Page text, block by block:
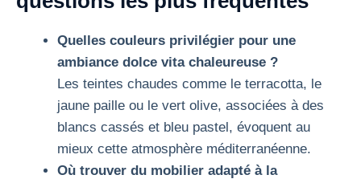
Quelles couleurs privilégier pour une
ambiance dolce vita chaleureuse ?
Les teintes chaudes comme le terracotta, le
jaune paille ou le vert olive, associées à des
blancs cassés et bleu pastel, évoquent au
mieux cette atmosphère méditerranéenne.
Où trouver du mobilier adapté à la